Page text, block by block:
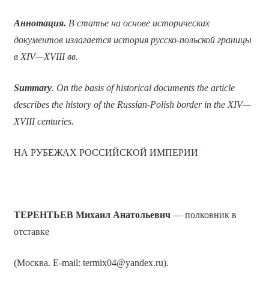
Аннотация. В статье на основе исторических
документов излагается история русско-польской границы
в XIV—XVIII вв.
Summary. On the basis of historical documents the article
describes the history of the Russian-Polish border in the XIV—
XVIII centuries.
НА РУБЕЖАХ РОССИЙСКОЙ ИМПЕРИИ
ТЕРЕНТЬЕВ Михаил Анатольевич— полковник в
отставке
(Москва. E-mail: termix04@yandex.ru).